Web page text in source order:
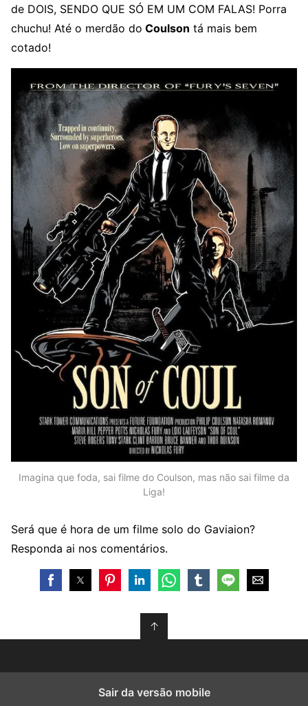
de DOIS, SENDO QUE SÓ EM UM COM FALAS! Porra
chuchu! Até o merdão do Coulson tá mais bem
cotado!
Imagina que foda, sai filme do Coulson, mas não sai filme da
Liga!
Será que é hora de um filme solo do Gaviaion?
Responda ai nos comentários.
↑
Sair da versão mobile